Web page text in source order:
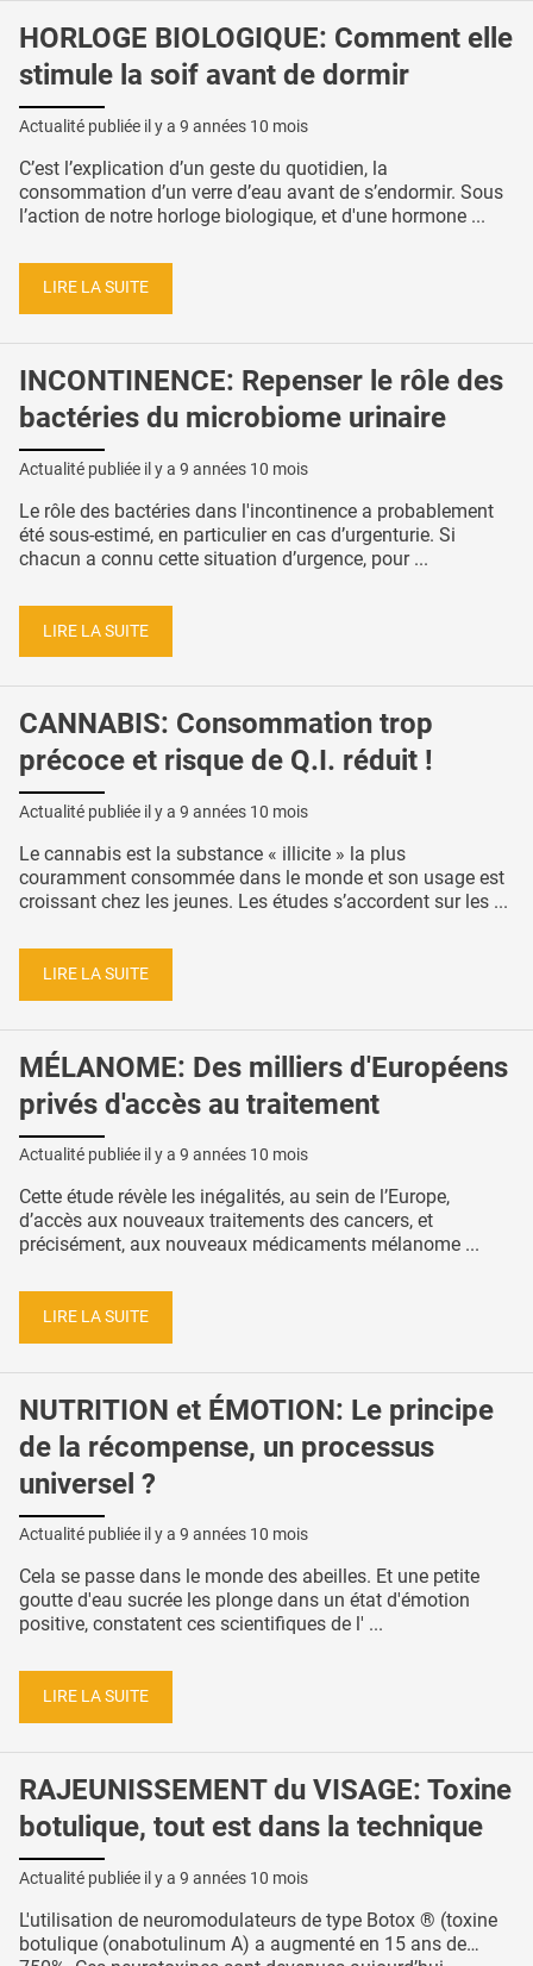
HORLOGE BIOLOGIQUE: Comment elle
stimule la soif avant de dormir
Actualité publiée il y a 9 années 10 mois
C’est l’explication d’un geste du quotidien, la
consommation d’un verre d’eau avant de s’endormir. Sous
l’action de notre horloge biologique, et d'une hormone ...
LIRE LA SUITE
INCONTINENCE: Repenser le rôle des
bactéries du microbiome urinaire
Actualité publiée il y a 9 années 10 mois
Le rôle des bactéries dans l'incontinence a probablement
été sous-estimé, en particulier en cas d’urgenturie. Si
chacun a connu cette situation d’urgence, pour ...
LIRE LA SUITE
CANNABIS: Consommation trop
précoce et risque de Q.I. réduit !
Actualité publiée il y a 9 années 10 mois
Le cannabis est la substance « illicite » la plus
couramment consommée dans le monde et son usage est
croissant chez les jeunes. Les études s’accordent sur les ...
LIRE LA SUITE
MÉLANOME: Des milliers d'Européens
privés d'accès au traitement
Actualité publiée il y a 9 années 10 mois
Cette étude révèle les inégalités, au sein de l’Europe,
d’accès aux nouveaux traitements des cancers, et
précisément, aux nouveaux médicaments mélanome ...
LIRE LA SUITE
NUTRITION et ÉMOTION: Le principe
de la récompense, un processus
universel ?
Actualité publiée il y a 9 années 10 mois
Cela se passe dans le monde des abeilles. Et une petite
goutte d'eau sucrée les plonge dans un état d'émotion
positive, constatent ces scientifiques de l' ...
LIRE LA SUITE
RAJEUNISSEMENT du VISAGE: Toxine
botulique, tout est dans la technique
Actualité publiée il y a 9 années 10 mois
L'utilisation de neuromodulateurs de type Botox ® (toxine
botulique (onabotulinum A) a augmenté en 15 ans de…